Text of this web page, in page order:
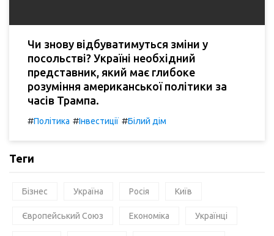
Чи знову відбуватимуться зміни у
посольстві? Україні необхідний
представник, який має глибоке
розуміння американської політики за
часів Трампа.
#Політика #Інвестиції #Білий дім
Теги
Бізнес Україна Росія Київ
Європейський Союз Економіка Українці